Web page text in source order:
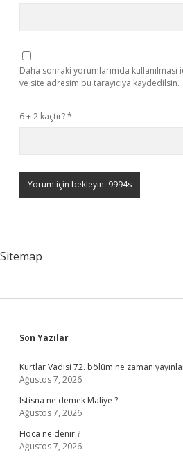
Daha sonraki yorumlarımda
ve site adresim bu tarayıcıya kaydedilsin.
6 + 2 kaçtır?*
Sitemap
Sidebar
Son Yazılar
Kurtlar Vadisi 72. bölüm ne zaman
Ağustos 7, 2026
Istisna ne demek Maliye ?
Ağustos 7, 2026
Hoca ne denir ?
Ağustos 7, 2026